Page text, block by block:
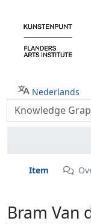
Nederlands
Item
Bram Van